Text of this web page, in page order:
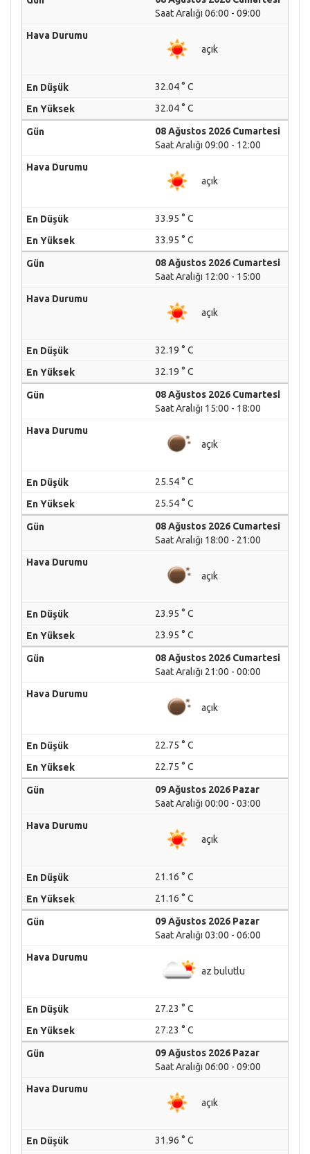
Saat Aralığı 06:00 - 09:00
açık
32.04 ° C
32.04 ° C
08 Ağustos 2026 Cumartesi
Saat Aralığı 09:00 - 12:00
açık
33.95 ° C
33.95 ° C
08 Ağustos 2026 Cumartesi
Saat Aralığı 12:00 - 15:00
açık
32.19 ° C
32.19 ° C
08 Ağustos 2026 Cumartesi
Saat Aralığı 15:00 - 18:00
açık
25.54 ° C
25.54 ° C
08 Ağustos 2026 Cumartesi
Saat Aralığı 18:00 - 21:00
açık
23.95 ° C
23.95 ° C
08 Ağustos 2026 Cumartesi
Saat Aralığı 21:00 - 00:00
açık
22.75 ° C
22.75 ° C
09 Ağustos 2026 Pazar
Saat Aralığı 00:00 - 03:00
açık
21.16 ° C
21.16 ° C
09 Ağustos 2026 Pazar
Saat Aralığı 03:00 - 06:00
az bulutlu
27.23 ° C
27.23 ° C
09 Ağustos 2026 Pazar
Saat Aralığı 06:00 - 09:00
açık
31.96 ° C